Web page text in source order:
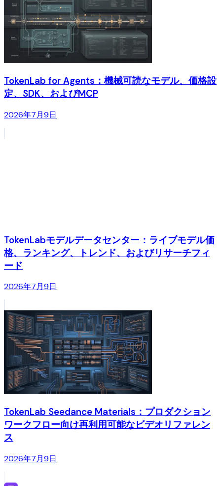
TokenLab for Agents：機械可読なモデル、価格設
定、SDK、およびMCP
2026年7月9日
TokenLabモデルデータセンター：ライブモデル価
格、ランキング、トレンド、およびリサーチフィ
ード
2026年7月9日
TokenLab Seedance Materials：プロダクション
ワークフロー向け再利用可能なビデオリファレン
ス
2026年7月9日